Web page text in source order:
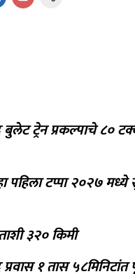
ट्रेन प्रकल्पाचे ८०
पहिला टप्पा २०२७
३२० किमी
१ तास ५८मिनिटांत